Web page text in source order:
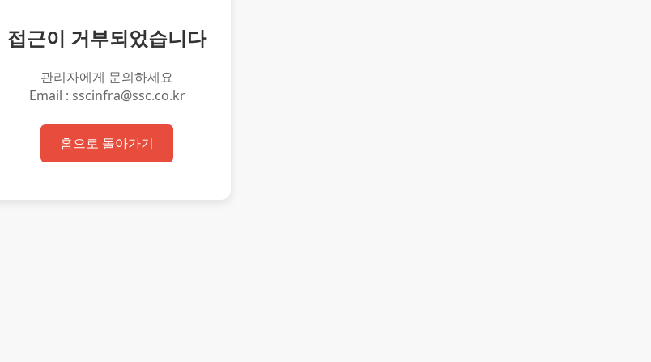
접근이 거부되었습니다
관리자에게 문의하세요
Email : sscinfra@ssc.co.kr
홈으로 돌아가기